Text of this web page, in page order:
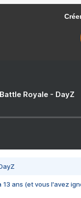
Royale - DayZ
13 ans (et vous l'avez